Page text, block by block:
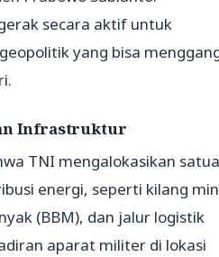
secara aktif untuk
yang bisa
Infrastruktur
TNI mengalokasikan
energi, seperti kilang
(BBM), dan jalur logistik
aparat militer di lokasi